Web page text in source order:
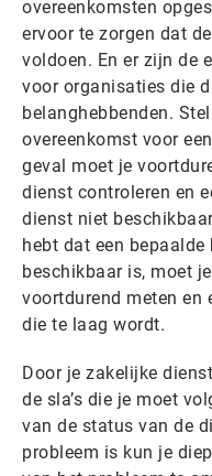
overeenkomsten
ervoor te zorgen dat
voldoen. En er zijn de
voor organisaties die
belanghebbenden.
overeenkomst voor
geval moet je
dienst controleren en
dienst niet
hebt dat een
beschikbaar is, moet
voortdurend meten en
die te laag wordt.
Door je zakelijke
de sla’s die je moet
van de status van de
probleem is kun je